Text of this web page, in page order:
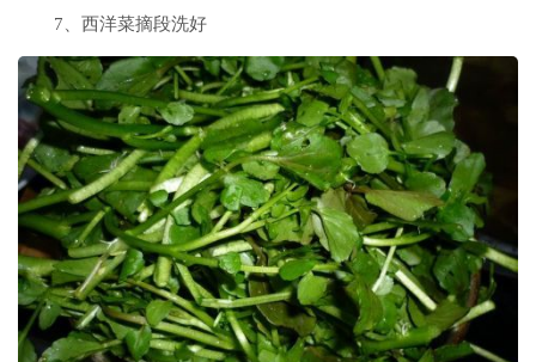
7、西洋菜摘段洗好